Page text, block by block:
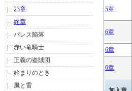
5章
6章
6章
6章
23章
終章
パレス陥落
赤い竜騎士
正義の盗賊団
始まりのとき
風と雷